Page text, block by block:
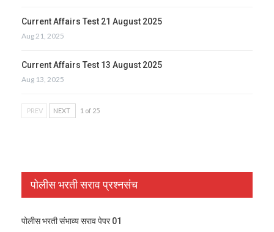
Current Affairs Test 21 August 2025
Aug 21, 2025
Current Affairs Test 13 August 2025
Aug 13, 2025
PREV NEXT 1 of 25
पोलीस भरती सराव प्रश्नसंच
पोलीस भरती संभाव्य सराव पेपर 01